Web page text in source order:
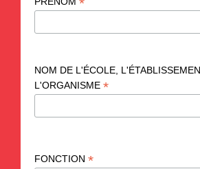
NOM DE L'ÉCOLE,
L'ORGANISME *
FONCTION *